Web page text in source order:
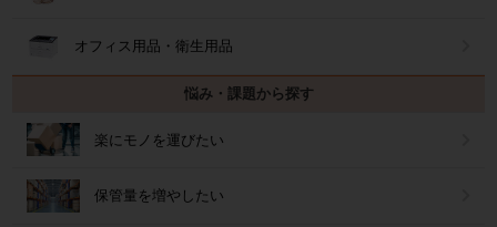
オフィス用品・衛生用品
悩み・課題から探す
楽にモノを運びたい
保管量を増やしたい